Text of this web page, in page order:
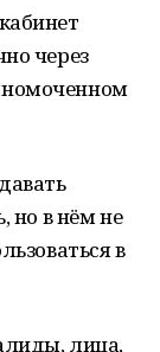
через
но в нём не
в
лица,